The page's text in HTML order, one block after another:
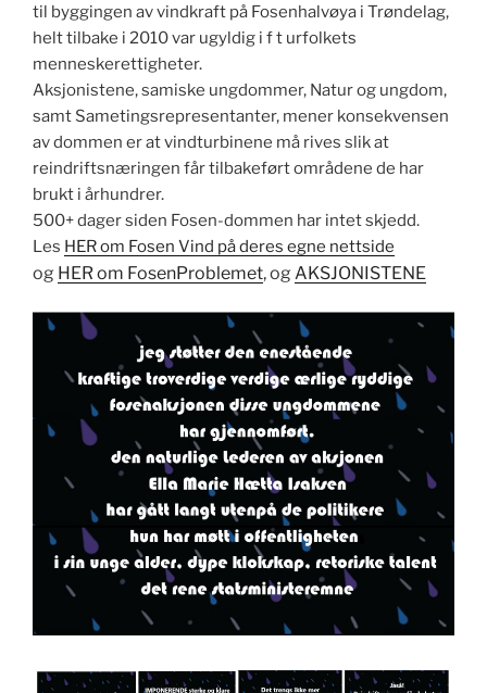
til byggingen av vindkraft på Fosenhalvøya i Trøndelag,
helt tilbake i 2010 var ugyldig i f t urfolkets
menneskerettigheter.
Aksjonistene, samiske ungdommer, Natur og ungdom,
samt Sametingsrepresentanter, mener konsekvensen
av dommen er at vindturbinene må rives slik at
reindriftsnæringen får tilbakeført områdene de har
brukt i århundrer.
500+ dager siden Fosen-dommen har intet skjedd.
Les HER om Fosen Vind på deres egne nettside
og HER om FosenProblemet, og AKSJONISTENE